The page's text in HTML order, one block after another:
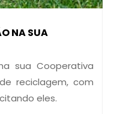
NA SUA
sua Cooperativa
reciclagem, com
eles.